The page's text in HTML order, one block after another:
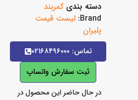
کمربند
لیست قیمت
ثبت سفارش واتساپ
در حال حاضر این محصول در